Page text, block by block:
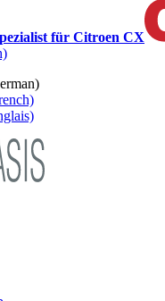
für Citroen CX